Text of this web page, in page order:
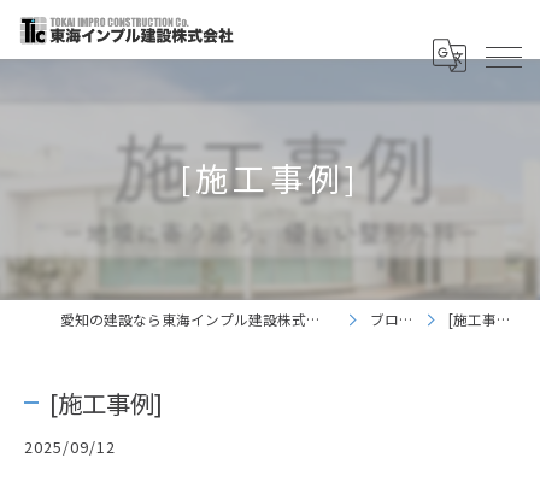
[施工事例]
愛知の建設なら東海インプル建設株式会社 ブログ [施工事例]
[施工事例]
2025/09/12